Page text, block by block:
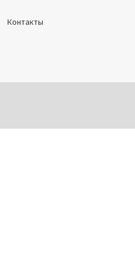
Контакты